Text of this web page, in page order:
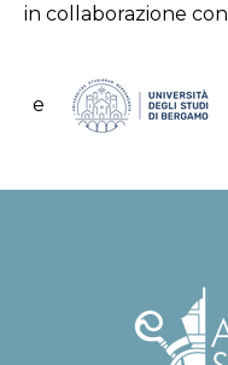
in collaborazione con
e